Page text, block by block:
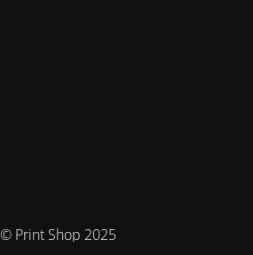
© Print Shop 2025